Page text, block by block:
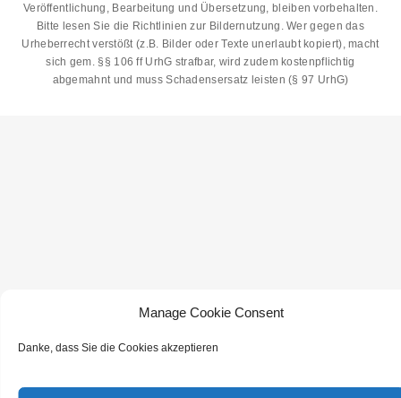
Manage Cookie Consent
Danke, dass Sie die Cookies akzeptieren
Veröffentlichung, Bearbeitung und Übersetzung, bleiben vorbehalten.
Bitte lesen Sie die Richtlinien zur Bildernutzung . Wer gegen das
Urheberrecht verstößt (z.B. Bilder oder Texte unerlaubt kopiert), macht
sich gem. §§ 106 ff UrhG strafbar, wird zudem kostenpflichtig
abgemahnt und muss Schadensersatz leisten (§ 97 UrhG)